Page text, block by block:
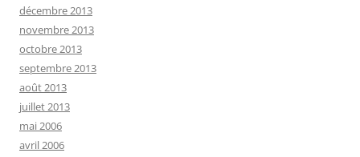
décembre 2013
novembre 2013
octobre 2013
septembre 2013
août 2013
juillet 2013
mai 2006
avril 2006